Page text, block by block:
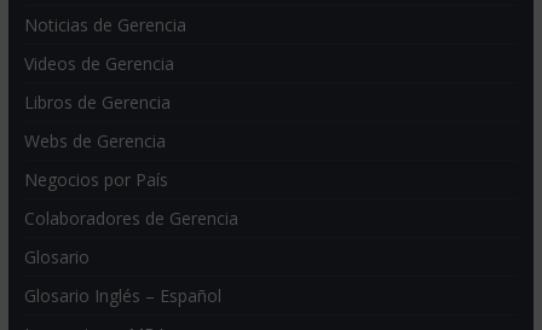
Noticias de Gerencia
Videos de Gerencia
Libros de Gerencia
Webs de Gerencia
Negocios por País
Colaboradores de Gerencia
Glosario
Glosario Inglés – Español